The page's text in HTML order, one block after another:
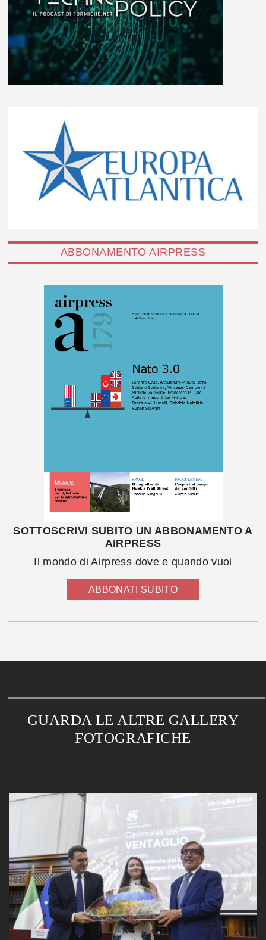
ABBONAMENTO AIRPRESS
SOTTOSCRIVI SUBITO UN ABBONAMENTO A
AIRPRESS
Il mondo di Airpress dove e quando vuoi
ABBONATI SUBITO
GUARDA LE ALTRE GALLERY
FOTOGRAFICHE